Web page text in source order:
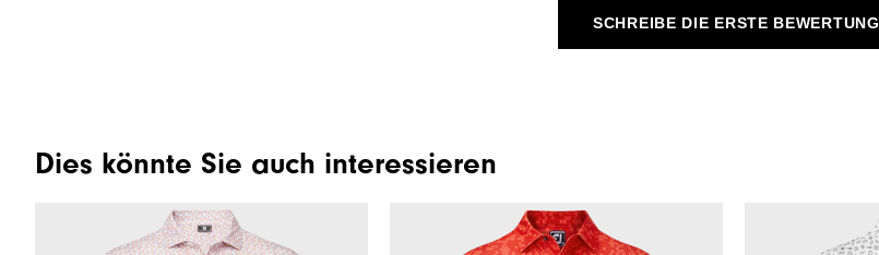
SCHREIBE DIE ERSTE BEWERTUNG
Dies könnte Sie auch interessieren